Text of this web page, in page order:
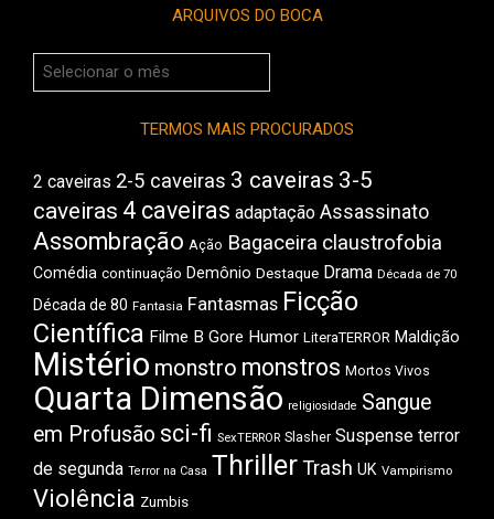
ARQUIVOS DO BOCA
Arquivos
do
TERMOS MAIS PROCURADOS
2 caveiras 2-5 caveiras 3 caveiras 3-5
caveiras 4 caveiras adaptação Assassinato
Assombração Ação Bagaceira claustrofobia
Comédia continuação Demônio Destaque Drama Década de 70
Década de 80 Fantasia Fantasmas Ficção
Científica Filme B Gore Humor LiteraTERROR Maldição
Mistério monstro monstros Mortos Vivos
Quarta Dimensão religiosidade Sangue
em Profusão sci-fi SexTERROR Slasher Suspense terror
de segunda Terror na Casa ThrillerTrash UK Vampirismo
Violência Zumbis